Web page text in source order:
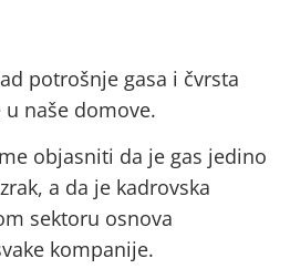
potrošnje gasa i čvrsta
u naše domove.
objasniti da je gas jedino
a da je kadrovska
sektoru osnova
kompanije.